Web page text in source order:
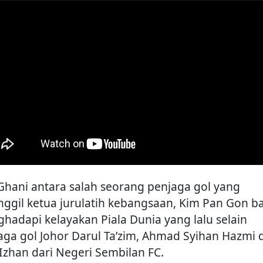
antara salah seorang penjaga gol yang
ketua jurulatih kebangsaan, Kim Pan Gon
kelayakan Piala Dunia yang lalu selain
gol Johor Darul Ta’zim, Ahmad Syihan Hazmi
dari Negeri Sembilan FC.